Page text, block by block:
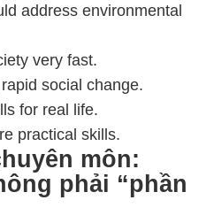
address environmental
very fast.
social change.
for real life.
practical skills.
môn:
phải “phần